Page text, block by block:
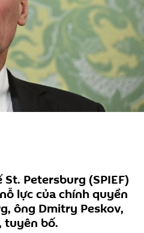
Petersburg (SPIEF)
lực của chính quyền
ông Dmitry Peskov,
tuyên bố.